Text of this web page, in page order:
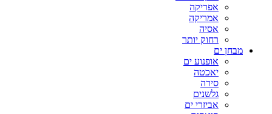
אפריקה
אמריקה
אסיה
רחוק יותר
מבחן ים
אופנוע ים
יאכטה
סירה
גלשנים
אביזרי ים